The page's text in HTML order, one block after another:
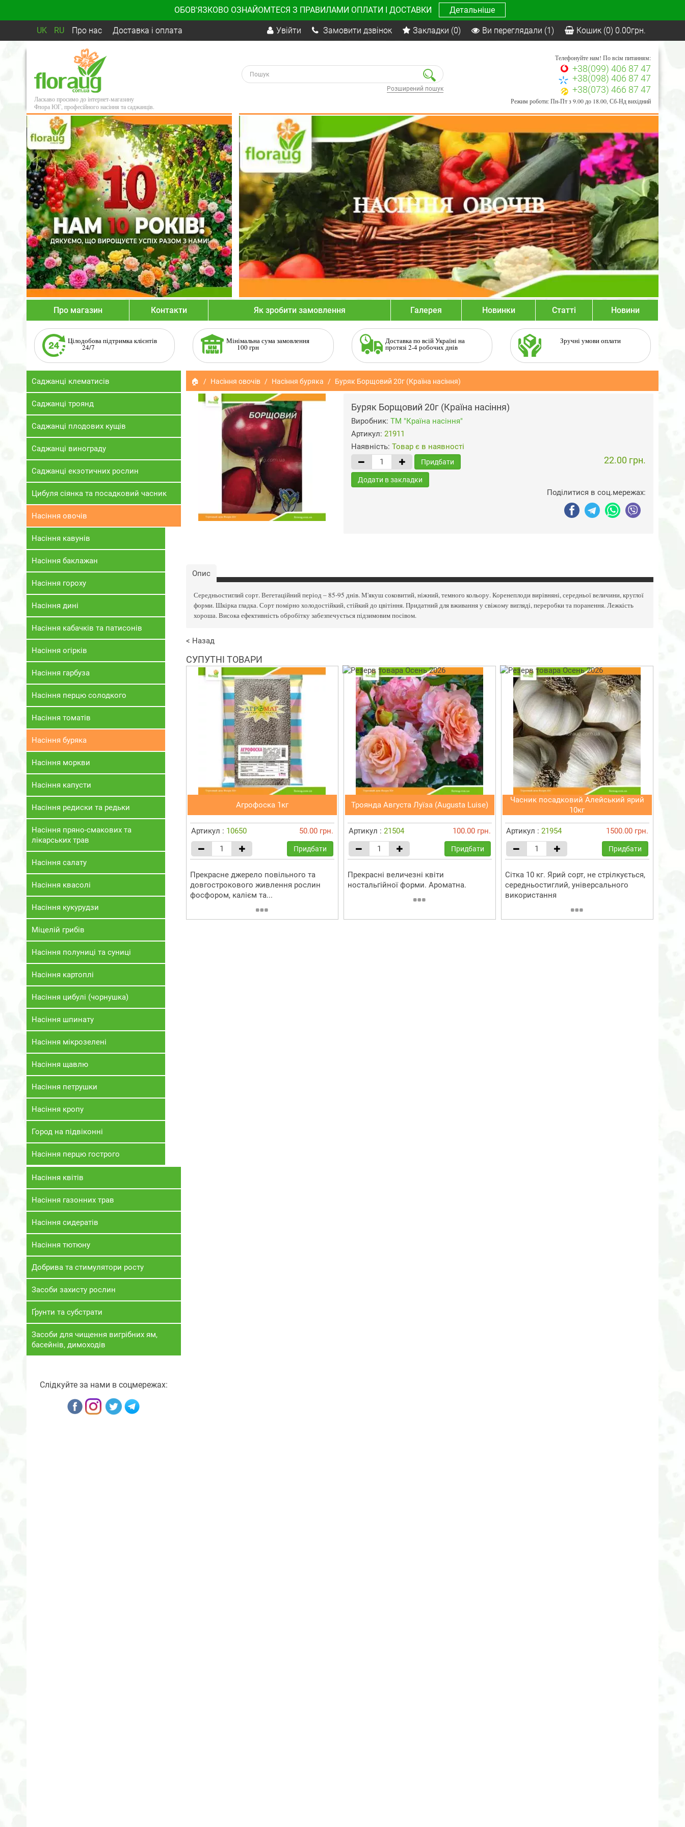
ОБОВ'ЯЗКОВО ОЗНАЙОМТЕСЯ З ПРАВИЛАМИ ОПЛАТИ І ДОСТАВКИ Детальніше
UK RU Про нас Доставка і оплата Увійти Замовити дзвінок Закладки (0) Ви переглядали (1) Кошик (0) 0.00грн.
Ласкаво просимо до інтернет-магазину
Флора ЮГ, професійного насіння та саджанців.
Розширений пошук
Телефонуйте нам! По всім питанням:
+38(099) 406 87 47
+38(098) 406 87 47
+38(073) 466 87 47
Режим роботи: Пн-Пт з 9.00 до 18.00, Сб-Нд вихідний
Про магазин Контакти Як зробити замовлення Галерея Новинки Статті Новини
Цілодобова підтримка клієнтів
24/7
Мінімальна сума замовлення
100 грн
Доставка по всій Україні на
протязі 2-4 робочих днів
Зручні умови оплати
Саджанці клематисів
Саджанці троянд
Саджанці плодових кущів
Саджанці винограду
Саджанці екзотичних рослин
Цибуля сіянка та посадковий часник
Насіння овочів
Насіння кавунів
Насіння баклажан
Насіння гороху
Насіння дині
Насіння кабачків та патисонів
Насіння огірків
Насіння гарбуза
Насіння перцю солодкого
Насіння томатів
Насіння буряка
Насіння моркви
Насіння капусти
Насіння редиски та редьки
Насіння пряно-смакових та
лікарських трав
Насіння салату
Насіння квасолі
Насіння кукурудзи
Міцелій грибів
Насіння полуниці та суниці
Насіння картоплі
Насіння цибулі (чорнушка)
Насіння шпинату
Насіння мікрозелені
Насіння щавлю
Насіння петрушки
Насіння кропу
Город на підвіконні
Насіння перцю гострого
Насіння квітів
Насіння газонних трав
Насіння сидератів
Насіння тютюну
Добрива та стимулятори росту
Засоби захисту рослин
Ґрунти та субстрати
Засоби для чищення вигрібних ям,
басейнів, димоходів
Слідкуйте за нами в соцмережах:
🏠 Насіння овочів Насіння буряка Буряк Борщовий 20г (Країна насіння)
Буряк Борщовий 20г (Країна насіння)
Виробник: ТМ "Країна насіння"
Артикул: 21911
Наявність: Товар є в наявності
Придбати 22.00 грн.
Додати в закладки
Поділитися в соц.мережах:
Опис
Середньостиглий сорт. Вегетаційний період – 85-95 днів. М'якуш соковитий, ніжний, темного кольору. Коренеплоди вирівняні, середньої величини, круглої
форми. Шкірка гладка. Сорт помірно холодостійкий, стійкий до цвітіння. Придатний для вживання у свіжому вигляді, переробки та поранення. Лежкість
хороша. Висока ефективність обробітку забезпечується підзимовим посівом.
< Назад
СУПУТНІ ТОВАРИ
Агрофоска 1кг
Артикул : 10650 50.00 грн.
Придбати
Прекрасне джерело повільного та
довгострокового живлення рослин
фосфором, калієм та...
Троянда Августа Луїза (Augusta Luise)
Артикул : 21504 100.00 грн.
Придбати
Прекрасні величезні квіти
ностальгійної форми. Ароматна.
Часник посадковий Алейський ярий
10кг
Артикул : 21954 1500.00 грн.
Придбати
Сітка 10 кг. Ярий сорт, не стрілкується,
середньостиглий, універсального
використання